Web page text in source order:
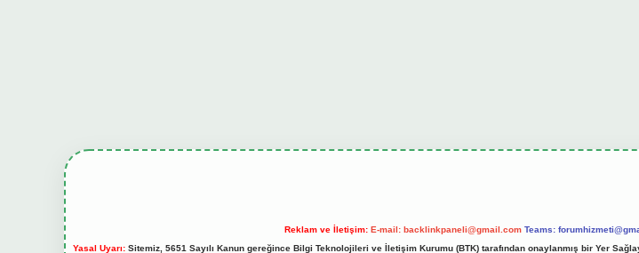
Reklam ve İletişim: E-mail: backlinkpaneli@gmail.com Teams:
Yasal Uyarı:Sitemiz, 5651 Sayılı Kanun gereğince Bilgi Teknolojileri ve İletişim Kurumu (BTK) tarafından onaylanmış bir Yer